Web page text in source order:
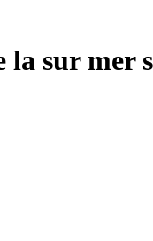
la sur mer